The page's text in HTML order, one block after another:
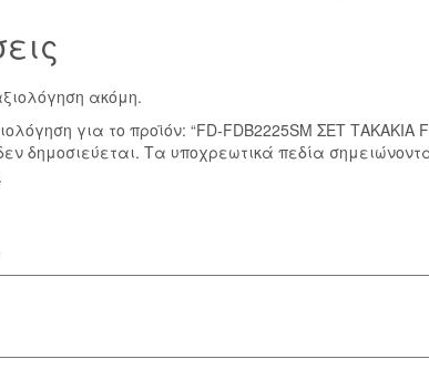
ακόμη.
για το προϊόν: “FD-FDB2225SM ΣΕΤ ΤΑΚΑΚΙΑ
δημοσιεύεται. Τα υποχρεωτικά πεδία